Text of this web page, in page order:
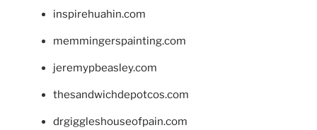
inspirehuahin.com
memmingerspainting.com
jeremypbeasley.com
thesandwichdepotcos.com
drgiggleshouseofpain.com